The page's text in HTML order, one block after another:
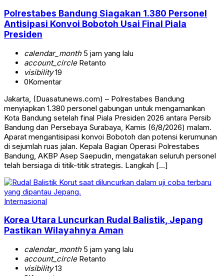
Polrestabes Bandung Siagakan 1.380 Personel
Antisipasi Konvoi Bobotoh Usai Final Piala
Presiden
calendar_month5 jam yang lalu
account_circleRetanto
visibility19
0Komentar
Jakarta, (Duasatunews.com) – Polrestabes Bandung
menyiapkan 1.380 personel gabungan untuk mengamankan
Kota Bandung setelah final Piala Presiden 2026 antara Persib
Bandung dan Persebaya Surabaya, Kamis (6/8/2026) malam.
Aparat mengantisipasi konvoi Bobotoh dan potensi kerumunan
di sejumlah ruas jalan. Kepala Bagian Operasi Polrestabes
Bandung, AKBP Asep Saepudin, mengatakan seluruh personel
telah bersiaga di titik-titik strategis. Langkah […]
Internasional
Korea Utara Luncurkan Rudal Balistik, Jepang
Pastikan Wilayahnya Aman
calendar_month5 jam yang lalu
account_circleRetanto
visibility13